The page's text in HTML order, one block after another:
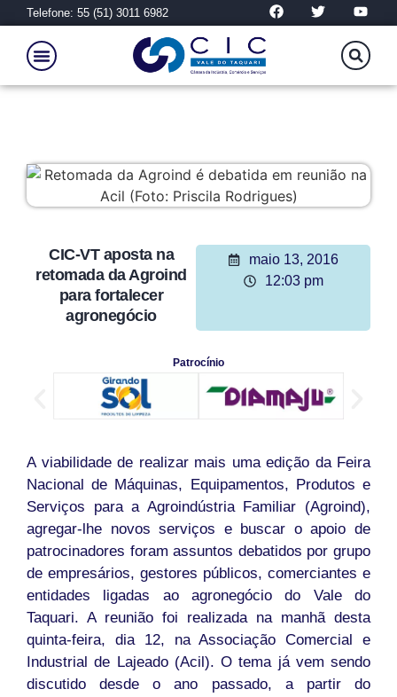
Telefone: 55 (51) 3011 6982
CIC-VT aposta na
retomada da Agroind
para fortalecer
agronegócio
maio 13, 2016
12:03 pm
Patrocínio
A viabilidade de realizar mais uma edição da Feira
Nacional de Máquinas, Equipamentos, Produtos e
Serviços para a Agroindústria Familiar (Agroind),
agregar-lhe novos serviços e buscar o apoio de
patrocinadores foram assuntos debatidos por grupo
de empresários, gestores públicos, comerciantes e
entidades ligadas ao agronegócio do Vale do
Taquari. A reunião foi realizada na manhã desta
quinta-feira, dia 12, na Associação Comercial e
Industrial de Lajeado (Acil). O tema já vem sendo
discutido desde o ano passado, a partir do